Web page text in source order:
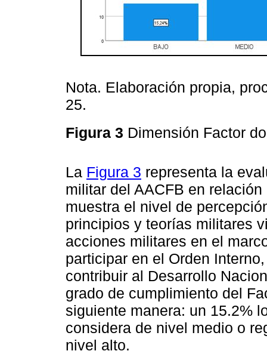
Nota. Elaboración propia,
25.
Figura 3 Dimensión Factor
La Figura 3 representa la
militar del AACFB en
muestra el nivel de
principios y teorías militares
acciones militares en el
participar en el Orden
contribuir al Desarrollo
grado de cumplimiento del
siguiente manera: un 15.2%
considera de nivel medio o
nivel alto.